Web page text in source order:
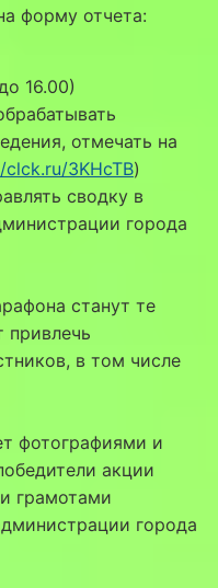
форму отчета:
16.00)
отмечать на
3KHcTB)
сводку в
города
станут те
привлечь
в том числе
фотографиями и
акции
грамотами
города